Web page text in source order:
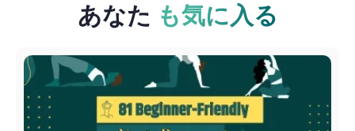
あなた も気に入る